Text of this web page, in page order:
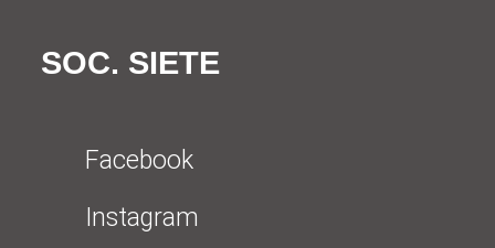
SOC. SIETE
Facebook
Instagram